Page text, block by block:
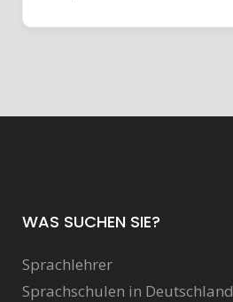
WAS SUCHEN SIE?
Sprachlehrer
Sprachschulen in Deutschland